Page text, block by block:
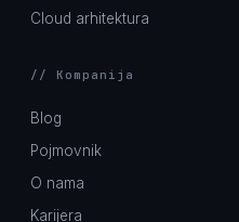
Cloud arhitektura
// Kompanija
Blog
Pojmovnik
O nama
Karijera